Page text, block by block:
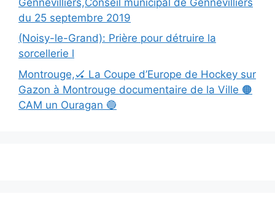
du 25 septembre 2019
(Noisy-le-Grand): Prière pour détruire la
sorcellerie l
Montrouge,🏑 La Coupe d’Europe de Hockey sur
Gazon à Montrouge documentaire de la Ville 🟠
CAM un Ouragan 🔵